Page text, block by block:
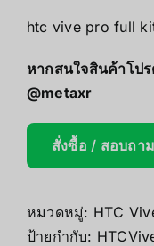
htc vive pro full
หากสนใจสินค้าโป
@metaxr
สั่งซื้อ / สอบถา
หมวดหมู่: HTC
ป้ายกำกับ: